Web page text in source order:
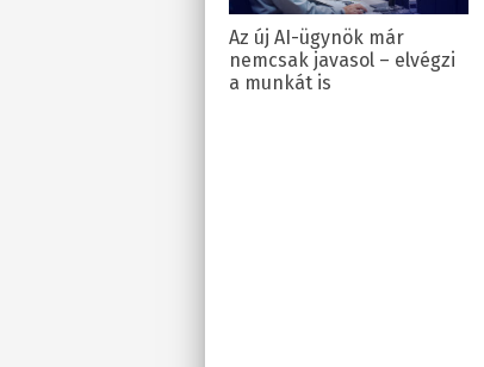
Az új AI-ügynök már
nemcsak javasol – elvégzi
a munkát is